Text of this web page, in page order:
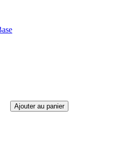
Ajouter au panier